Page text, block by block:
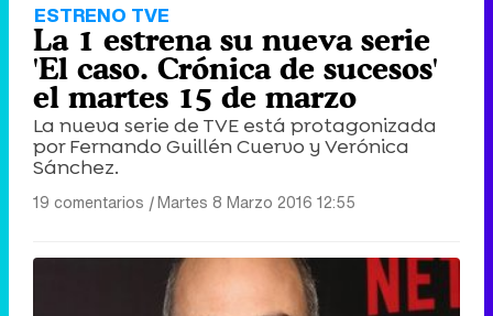
ESTRENO TVE
La 1 estrena su nueva serie
'El caso. Crónica de sucesos'
el martes 15 de marzo
La nueva serie de TVE está protagonizada
por Fernando Guillén Cuervo y Verónica
Sánchez.
19 comentarios |Martes 8 Marzo 2016 12:55